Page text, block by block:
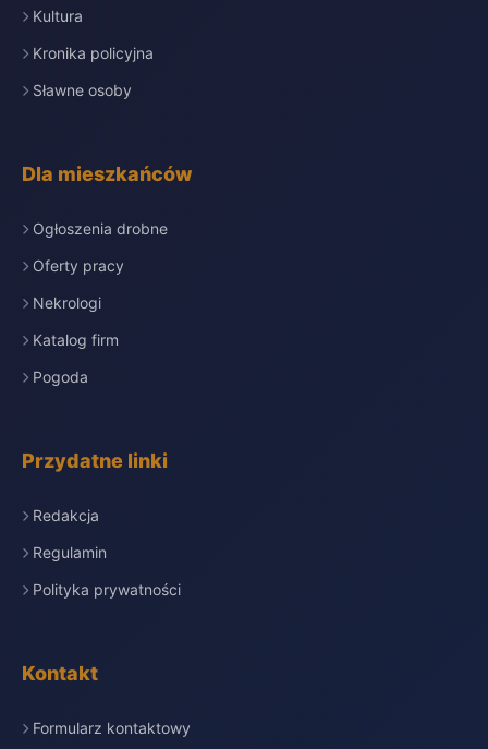
Kultura
Kronika policyjna
Sławne osoby
Dla mieszkańców
Ogłoszenia drobne
Oferty pracy
Nekrologi
Katalog firm
Pogoda
Przydatne linki
Redakcja
Regulamin
Polityka prywatności
Kontakt
Formularz kontaktowy